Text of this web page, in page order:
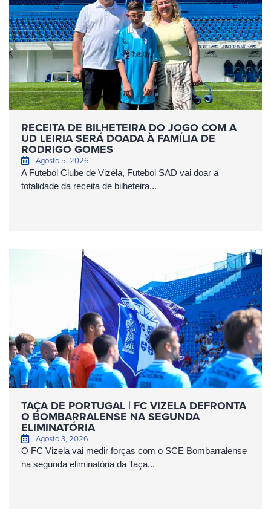
RECEITA DE BILHETEIRA DO JOGO COM A
UD LEIRIA SERÁ DOADA À FAMÍLIA DE
RODRIGO GOMES
Agosto 5, 2026
A Futebol Clube de Vizela, Futebol SAD vai doar a
totalidade da receita de bilheteira...
TAÇA DE PORTUGAL | FC VIZELA DEFRONTA
O BOMBARRALENSE NA SEGUNDA
ELIMINATÓRIA
Agosto 3, 2026
O FC Vizela vai medir forças com o SCE Bombarralense
na segunda eliminatória da Taça...